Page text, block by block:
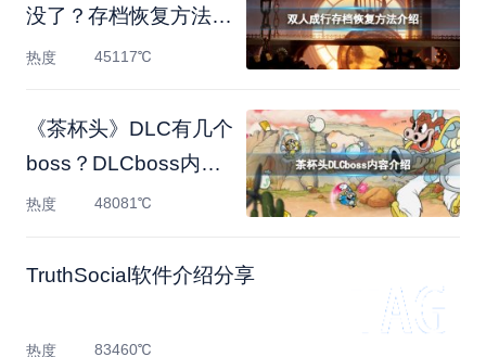
没了？存档恢复方法介
绍
热度 45117℃
《茶杯头》DLC有几个
boss？DLCboss内容
介绍
热度 48081℃
TruthSocial软件介绍分享
热度 83460℃